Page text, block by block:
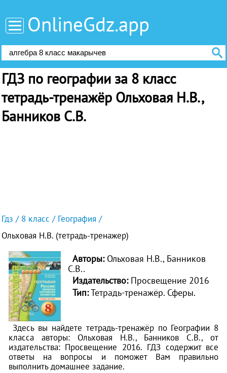
OnlineGdz.app
ГДЗ по географии за 8 класс
тетрадь-тренажёр Ольховая Н.В.,
Банников С.В.
Гдз 8 класс
География
Ольховая Н.В. (тетрадь-тренажер)
Авторы: Ольховая Н.В., Банников
С.В..
Издательство: Просвещение 2016
Тип:Тетрадь-тренажёр. Сферы.
Здесь вы найдете тетрадь-тренажёр по Географии 8
класса авторы: Ольховая Н.В., Банников С.В., от
издательства: Просвещение 2016. ГДЗ содержит все
ответы на вопросы и поможет Вам правильно
выполнить домашнее задание.